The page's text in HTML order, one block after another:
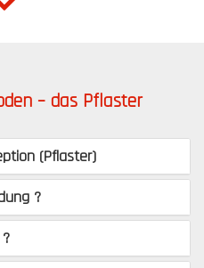
– das Pflaster
(Pflaster)
?